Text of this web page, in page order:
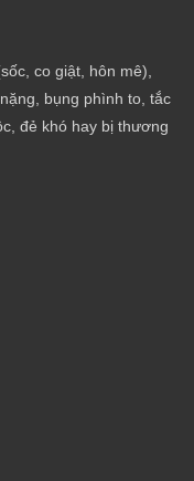
co giật, hôn mê),
bụng phình to, tắc
đẻ khó hay bị thương